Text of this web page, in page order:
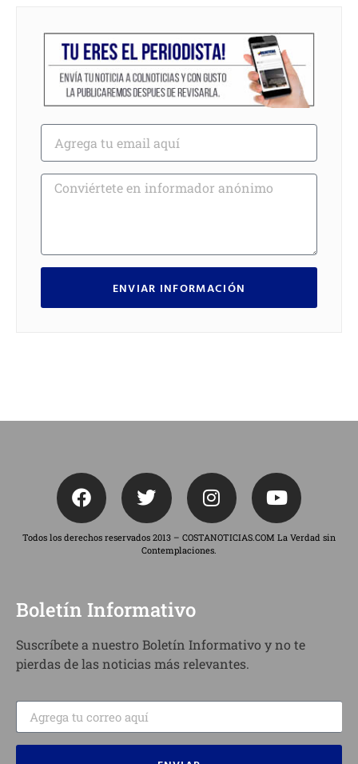
ENVIAR INFORMACIÓN
Todos los derechos reservados 2013 – COSTANOTICIAS.COM La Verdad sin
Contemplaciones.
Boletín Informativo
Suscríbete a nuestro Boletín Informativo y no te
pierdas de las noticias más relevantes.